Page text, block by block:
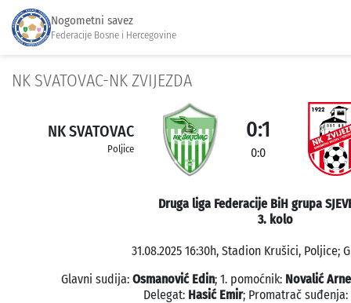
Nogometni savez
Federacije Bosne i Hercegovine
NK SVATOVAC-NK ZVIJEZDA
NK SVATOVAC
Poljice
0:1
0:0
Druga liga Federacije BiH grupa
3. kolo
31.08.2025 16:30h, Stadion Krušici, Poljice;
Glavni sudija: Osmanović Edin; 1. pomoćnik: Novalić
Delegat: Hasić Emir; Promatrač suđenja: